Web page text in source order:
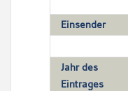
Einsender
Jahr des
Eintrages